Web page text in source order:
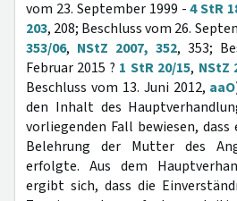
vom 23. September 1999 -4 StR
203, 208; Beschluss vom 26.
353/06, NStZ 2007, 352, 353;
Februar 2015 ? 1 StR 20/15, NStZ
Beschluss vom 13. Juni 2012, aaO
den Inhalt des
vorliegenden Fall bewiesen,
Belehrung der Mutter des
erfolgte. Aus dem
ergibt sich, dass die